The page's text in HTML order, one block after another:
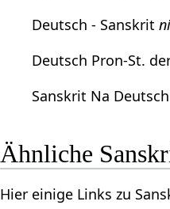
Deutsch - Sanskrit
Deutsch Pron-St.
Sanskrit Na
Ähnliche
Hier einige Links zu